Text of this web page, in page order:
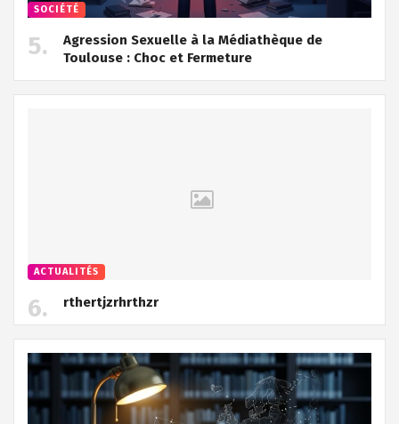
SOCIÉTÉ
Agression Sexuelle à la Médiathèque de
Toulouse : Choc et Fermeture
ACTUALITÉS
rthertjzrhrthzr